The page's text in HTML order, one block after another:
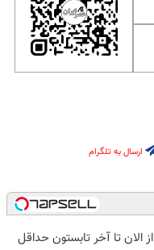
ارسال به تلگرام
از الان تا آخر تابستون حداقل